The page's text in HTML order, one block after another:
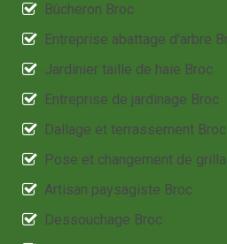
Bûcheron Broc
Entreprise abattage d'arbre
Jardinier taille de haie Broc
Entreprise de jardinage Broc
Dallage et terrassement Broc
Pose et changement de
Artisan paysagiste Broc
Dessouchage Broc